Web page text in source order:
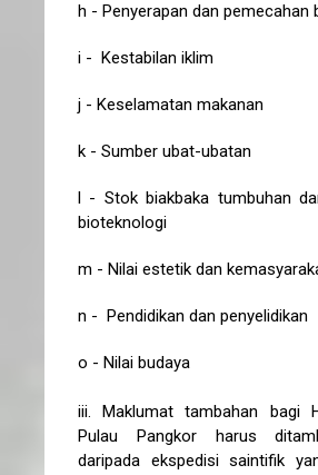
h - Penyerapan dan pemecahan
i - Kestabilan iklim
j - Keselamatan makanan
k - Sumber ubat-ubatan
l - Stok biakbaka tumbuhan
bioteknologi
m - Nilai estetik dan
n - Pendidikan dan penyelidikan
o - Nilai budaya
iii. Maklumat tambahan bagi
Pulau Pangkor harus
daripada ekspedisi saintifik